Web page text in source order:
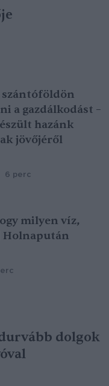
a gazdálkodást –
hazánk
jövőjéről
6 perc
milyen víz,
Holnapután
dolgok